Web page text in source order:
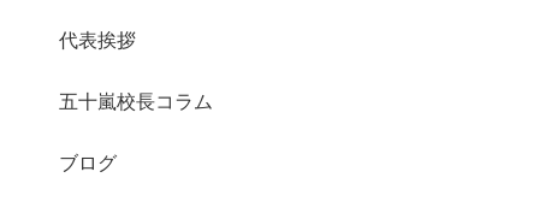
代表挨拶
五十嵐校長コラム
ブログ